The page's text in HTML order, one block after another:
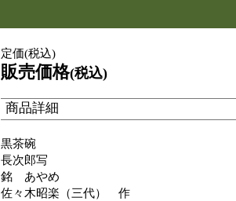
定価(税込)
販売価格(税込)
商品詳細
黒茶碗
長次郎写
銘 あやめ
佐々木昭楽（三代） 作